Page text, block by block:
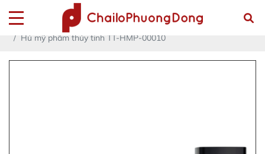
Trang chủ Sản phẩm
CHAI LỌ THỦY TINH
HỦ MỸ PHẨM THỦY TINH
Hủ mỹ phẩm thủy tinh TT-HMP-00010